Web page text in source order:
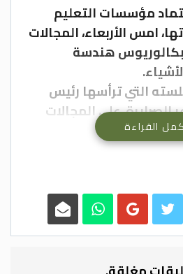
مؤسسات التعليم
امس الأربعاء، المجالات
هندسة
التي ترأسها رئيس
الصرايرة، على المجالات
التعلم لتخصص
والطوارئ، وأدرج
للمؤهلات.
الخاص للتخصصات
إدارة الأعمال، ونظم
مؤتة، واستمرارية
القراءة